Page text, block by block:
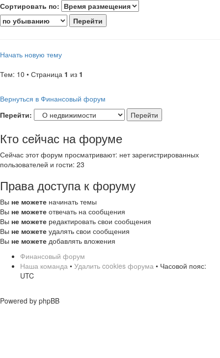
Сортировать по:
Начать новую тему
Тем: 10 • Страница 1 из 1
Вернуться в Финансовый форум
Перейти:
Кто сейчас на форуме
Сейчас этот форум просматривают: нет зарегистрированных
пользователей и гости: 23
Права доступа к форуму
Вы не можете начинать темы
Вы не можете отвечать на сообщения
Вы не можете редактировать свои сообщения
Вы не можете удалять свои сообщения
Вы не можете добавлять вложения
Финансовый форум
Наша команда • Удалить cookies форума • Часовой пояс:
UTC
Powered by phpBB